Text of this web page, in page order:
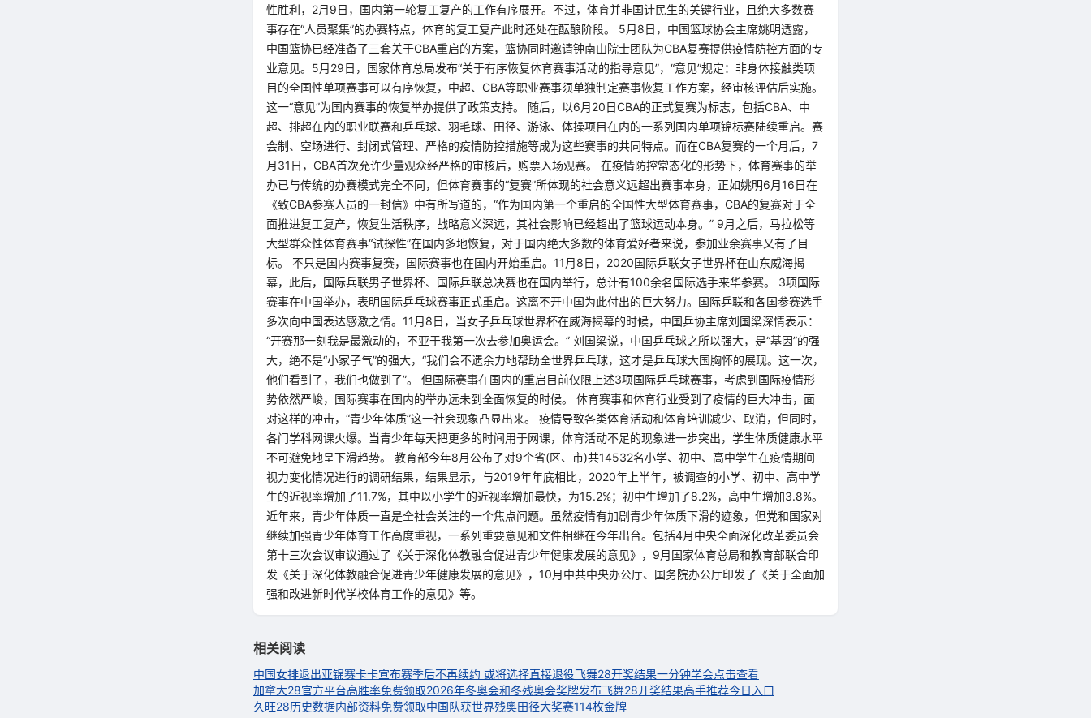
性胜利，2月9日，国内第一轮复工复产的工作有序展开。不过，体育并非国计民生的关键行业，且绝大多数赛
事存在“人员聚集”的办赛特点，体育的复工复产此时还处在酝酿阶段。 5月8日，中国篮球协会主席姚明透露，
中国篮协已经准备了三套关于CBA重启的方案，篮协同时邀请钟南山院士团队为CBA复赛提供疫情防控方面的专
业意见。5月29日，国家体育总局发布“关于有序恢复体育赛事活动的指导意见”，“意见”规定：非身体接触类项
目的全国性单项赛事可以有序恢复，中超、CBA等职业赛事须单独制定赛事恢复工作方案，经审核评估后实施。
这一“意见”为国内赛事的恢复举办提供了政策支持。 随后，以6月20日CBA的正式复赛为标志，包括CBA、中
超、排超在内的职业联赛和乒乓球、羽毛球、田径、游泳、体操项目在内的一系列国内单项锦标赛陆续重启。赛
会制、空场进行、封闭式管理、严格的疫情防控措施等成为这些赛事的共同特点。而在CBA复赛的一个月后，7
月31日，CBA首次允许少量观众经严格的审核后，购票入场观赛。 在疫情防控常态化的形势下，体育赛事的举
办已与传统的办赛模式完全不同，但体育赛事的“复赛”所体现的社会意义远超出赛事本身，正如姚明6月16日在
《致CBA参赛人员的一封信》中有所写道的，“作为国内第一个重启的全国性大型体育赛事，CBA的复赛对于全
面推进复工复产，恢复生活秩序，战略意义深远，其社会影响已经超出了篮球运动本身。” 9月之后，马拉松等
大型群众性体育赛事“试探性”在国内多地恢复，对于国内绝大多数的体育爱好者来说，参加业余赛事又有了目
标。 不只是国内赛事复赛，国际赛事也在国内开始重启。11月8日，2020国际乒联女子世界杯在山东威海揭
幕，此后，国际兵联男子世界杯、国际乒联总决赛也在国内举行，总计有100余名国际选手来华参赛。 3项国际
赛事在中国举办，表明国际乒乓球赛事正式重启。这离不开中国为此付出的巨大努力。国际乒联和各国参赛选手
多次向中国表达感激之情。11月8日，当女子乒乓球世界杯在威海揭幕的时候，中国乒协主席刘国梁深情表示：
“开赛那一刻我是最激动的，不亚于我第一次去参加奥运会。” 刘国梁说，中国乒乓球之所以强大，是“基因”的强
大，绝不是“小家子气”的强大，“我们会不遗余力地帮助全世界乒乓球，这才是乒乓球大国胸怀的展现。这一次，
他们看到了，我们也做到了”。 但国际赛事在国内的重启目前仅限上述3项国际乒乓球赛事，考虑到国际疫情形
势依然严峻，国际赛事在国内的举办远未到全面恢复的时候。 体育赛事和体育行业受到了疫情的巨大冲击，面
对这样的冲击，“青少年体质”这一社会现象凸显出来。 疫情导致各类体育活动和体育培训减少、取消，但同时，
各门学科网课火爆。当青少年每天把更多的时间用于网课，体育活动不足的现象进一步突出，学生体质健康水平
不可避免地呈下滑趋势。 教育部今年8月公布了对9个省(区、市)共14532名小学、初中、高中学生在疫情期间
视力变化情况进行的调研结果，结果显示，与2019年年底相比，2020年上半年，被调查的小学、初中、高中学
生的近视率增加了11.7%，其中以小学生的近视率增加最快，为15.2%；初中生增加了8.2%，高中生增加3.8%。
近年来，青少年体质一直是全社会关注的一个焦点问题。虽然疫情有加剧青少年体质下滑的迹象，但党和国家对
继续加强青少年体育工作高度重视，一系列重要意见和文件相继在今年出台。包括4月中央全面深化改革委员会
第十三次会议审议通过了《关于深化体教融合促进青少年健康发展的意见》，9月国家体育总局和教育部联合印
发《关于深化体教融合促进青少年健康发展的意见》，10月中共中央办公厅、国务院办公厅印发了《关于全面加
强和改进新时代学校体育工作的意见》等。
相关阅读
中国女排退出亚锦赛卡卡宣布赛季后不再续约 或将选择直接退役飞舞28开奖结果一分钟学会点击查看
加拿大28官方平台高胜率免费领取2026年冬奥会和冬残奥会奖牌发布飞舞28开奖结果高手推荐今日入口
久旺28历史数据内部资料免费领取中国队获世界残奥田径大奖赛114枚金牌